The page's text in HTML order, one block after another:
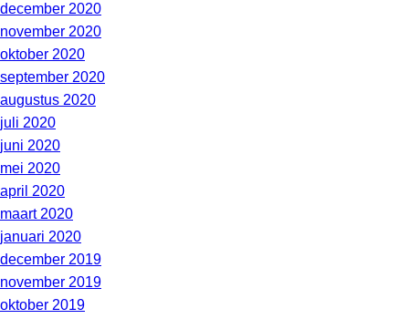
december 2020
november 2020
oktober 2020
september 2020
augustus 2020
juli 2020
juni 2020
mei 2020
april 2020
maart 2020
januari 2020
december 2019
november 2019
oktober 2019